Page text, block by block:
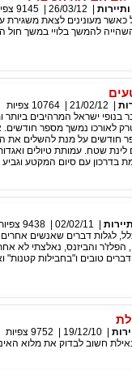
26/03/12
9145
מעונינים לצאת משגירת
להמשך בלויי במשך חול
21/02/12
10764 צפיות
בנופי ישראל המרהיבים
הוא 900 ק"מ והטרק לאורכו נמשך
שטח. עמותת טיולים
בדרכון עם סיום המקטע וגביע
02/02/11
9438
לגלות דברים שאנשים
הפלז'ר והביזנס, נאלצתי לא
טובים ו"בחבילות קטנות"
19/12/10
9752 צפיות
חשוב לבדוק את מלוא